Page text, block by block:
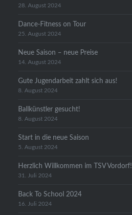
28. August 2024
Dance-Fitness on Tour
25. August 2024
Neue Saison – neue Preise
14. August 2024
Gute Jugendarbeit zahlt sich aus!
8. August 2024
Ballkünstler gesucht!
8. August 2024
Start in die neue Saison
5. August 2024
Herzlich Willkommen im TSV Vordorf!
31. Juli 2024
Back To School 2024
16. Juli 2024